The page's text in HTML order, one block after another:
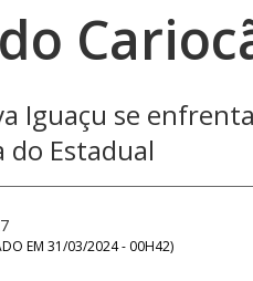
Iguaçu se
Estadual
EM 31/03/2024 - 00H42)